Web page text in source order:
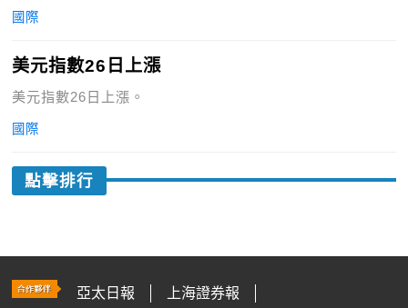
國際
美元指數26日上漲
美元指數26日上漲。
國際
點擊排行
亞太日報
上海證券報